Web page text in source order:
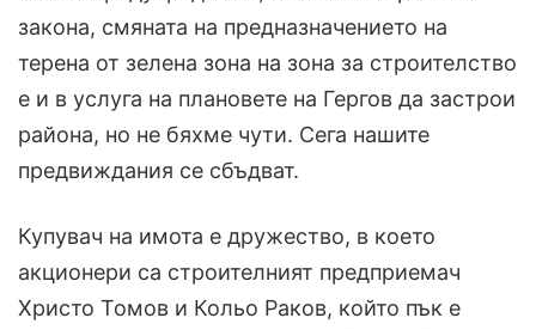
закона, смяната на предназначението на
терена от зелена зона на зона за строителство
е и в услуга на плановете на Гергов да застрои
района, но не бяхме чути. Сега нашите
предвиждания се сбъдват.
Купувач на имота е дружество, в което
акционери са строителният предприемач
Христо Томов и Кольо Раков, който пък е